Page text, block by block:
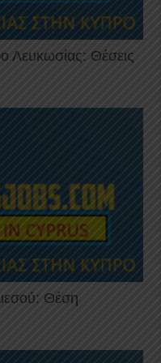
Λευκωσίας: Θέσεις
Θέση